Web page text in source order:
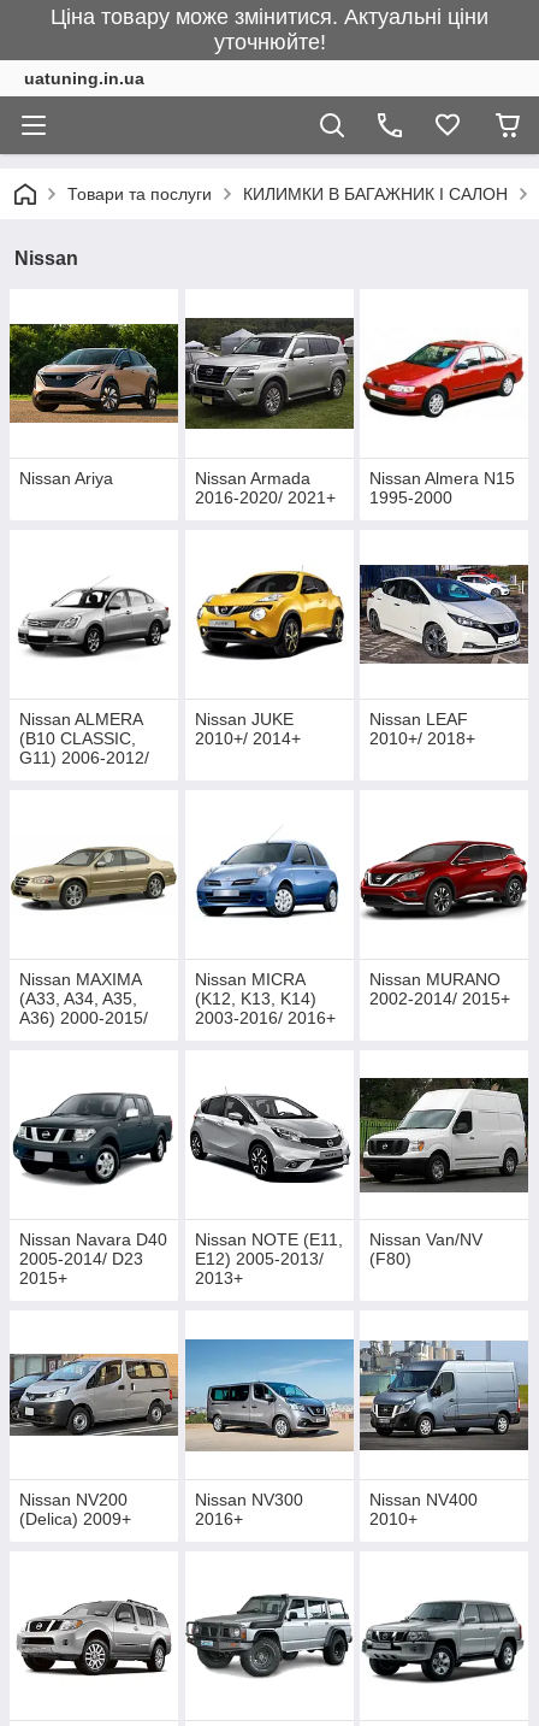
Ціна товару може змінитися. Актуальні ціни
уточнюйте!
uatuning.in.ua
Товари та послуги КИЛИМКИ В БАГАЖНИК І САЛОН
Nissan
Nissan Ariya
Nissan Armada
2016-2020/ 2021+
Nissan Almera N15
1995-2000
Nissan ALMERA
(B10 CLASSIC,
G11) 2006-2012/
Nissan JUKE
2010+/ 2014+
Nissan LEAF
2010+/ 2018+
Nissan MAXIMA
(A33, A34, A35,
A36) 2000-2015/
Nissan MICRA
(K12, K13, K14)
2003-2016/ 2016+
Nissan MURANO
2002-2014/ 2015+
Nissan Navara D40
2005-2014/ D23
2015+
Nissan NOTE (E11,
E12) 2005-2013/
2013+
Nissan Van/NV
(F80)
Nissan NV200
(Delica) 2009+
Nissan NV300
2016+
Nissan NV400
2010+